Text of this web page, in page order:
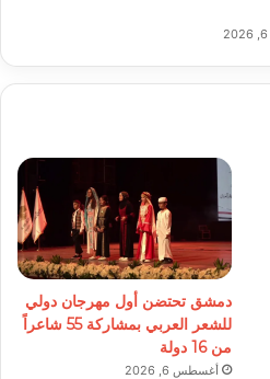
دمشق تحتضن أول مهرجان دولي
للشعر العربي بمشاركة 55 شاعراً
من 16 دولة
أغسطس 6, 2026